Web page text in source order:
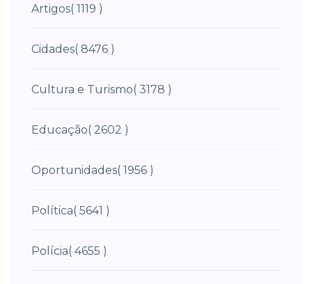
Artigos( 1119 )
Cidades( 8476 )
Cultura e Turismo( 3178 )
Educação( 2602 )
Oportunidades( 1956 )
Política( 5641 )
Polícia( 4655 )